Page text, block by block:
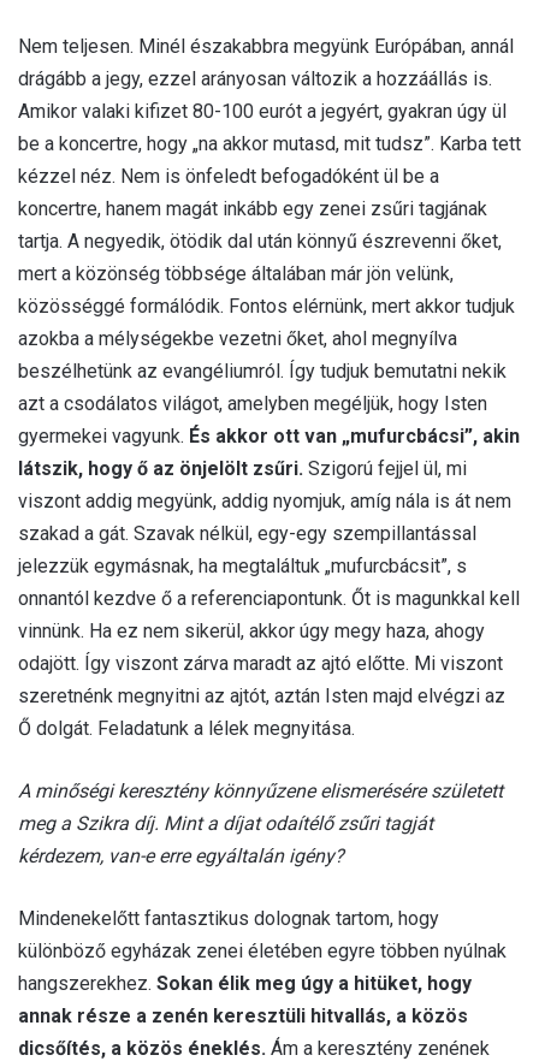
Nem teljesen. Minél északabbra megyünk Európában, annál
drágább a jegy, ezzel arányosan változik a hozzáállás is.
Amikor valaki kifizet 80-100 eurót a jegyért, gyakran úgy ül
be a koncertre, hogy „na akkor mutasd, mit tudsz”. Karba tett
kézzel néz. Nem is önfeledt befogadóként ül be a
koncertre, hanem magát inkább egy zenei zsűri tagjának
tartja. A negyedik, ötödik dal után könnyű észrevenni őket,
mert a közönség többsége általában már jön velünk,
közösséggé formálódik. Fontos elérnünk, mert akkor tudjuk
azokba a mélységekbe vezetni őket, ahol megnyílva
beszélhetünk az evangéliumról. Így tudjuk bemutatni nekik
azt a csodálatos világot, amelyben megéljük, hogy Isten
gyermekei vagyunk. És akkor ott van „mufurcbácsi”, akin
látszik, hogy ő az önjelölt zsűri. Szigorú fejjel ül, mi
viszont addig megyünk, addig nyomjuk, amíg nála is át nem
szakad a gát. Szavak nélkül, egy-egy szempillantással
jelezzük egymásnak, ha megtaláltuk „mufurcbácsit”, s
onnantól kezdve ő a referenciapontunk. Őt is magunkkal kell
vinnünk. Ha ez nem sikerül, akkor úgy megy haza, ahogy
odajött. Így viszont zárva maradt az ajtó előtte. Mi viszont
szeretnénk megnyitni az ajtót, aztán Isten majd elvégzi az
Ő dolgát. Feladatunk a lélek megnyitása.
A minőségi keresztény könnyűzene elismerésére született
meg a Szikra díj. Mint a díjat odaítélő zsűri tagját
kérdezem, van-e erre egyáltalán igény?
Mindenekelőtt fantasztikus dolognak tartom, hogy
különböző egyházak zenei életében egyre többen nyúlnak
hangszerekhez. Sokan élik meg úgy a hitüket, hogy
annak része a zenén keresztüli hitvallás, a közös
dicsőítés, a közös éneklés. Ám a keresztény zenének